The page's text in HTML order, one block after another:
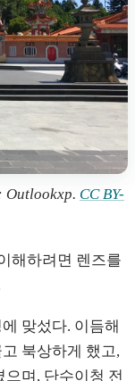
Outlookxp. CC BY-
해하려면 렌즈를
맞섰다. 이듬해
북상하게 했고,
며, 단수이청 전